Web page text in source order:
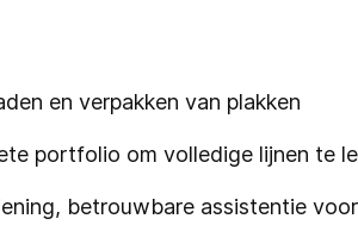
en verpakken van plakken
portfolio om volledige lijnen te
betrouwbare assistentie